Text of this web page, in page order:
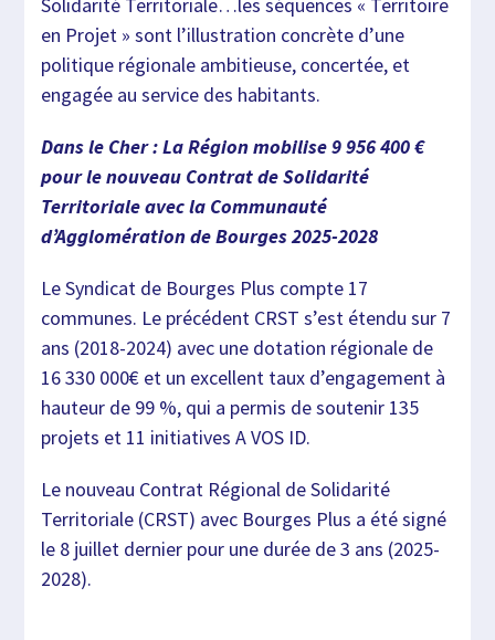
en Projet » sont l’illustration concrète d’une
politique régionale ambitieuse, concertée, et
engagée au service des habitants.
Dans le Cher : La Région mobilise 9 956 400 €
pour le nouveau Contrat de Solidarité
Territoriale avec la Communauté
d’Agglomération de Bourges 2025-2028
Le Syndicat de Bourges Plus compte 17
communes. Le précédent CRST s’est étendu sur 7
ans (2018-2024) avec une dotation régionale de
16 330 000€ et un excellent taux d’engagement à
hauteur de 99 %, qui a permis de soutenir 135
projets et 11 initiatives A VOS ID.
Le nouveau Contrat Régional de Solidarité
Territoriale (CRST) avec Bourges Plus a été signé
le 8 juillet dernier pour une durée de 3 ans (2025-
2028).